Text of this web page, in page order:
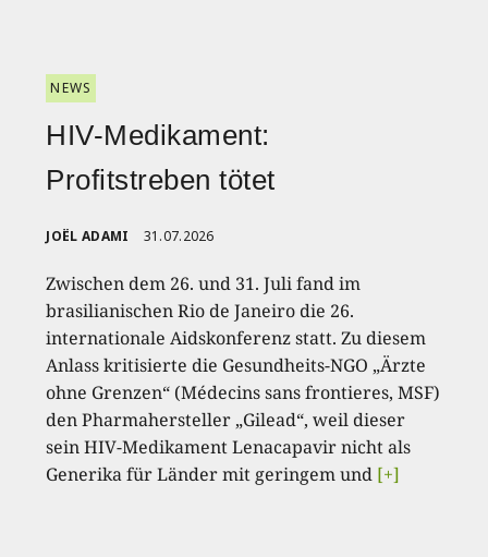
NEWS
HIV-Medikament:
Profitstreben tötet
JOËL ADAMI 31.07.2026
Zwischen dem 26. und 31. Juli fand im
brasilianischen Rio de Janeiro die 26.
internationale Aidskonferenz statt. Zu diesem
Anlass kritisierte die Gesundheits-NGO „Ärzte
ohne Grenzen“ (Médecins sans frontieres, MSF)
den Pharmahersteller „Gilead“, weil dieser
sein HIV-Medikament Lenacapavir nicht als
Generika für Länder mit geringem und [+]